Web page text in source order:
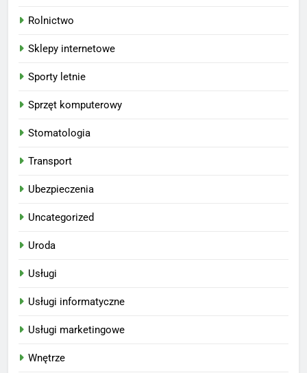
Rolnictwo
Sklepy internetowe
Sporty letnie
Sprzęt komputerowy
Stomatologia
Transport
Ubezpieczenia
Uncategorized
Uroda
Usługi
Usługi informatyczne
Usługi marketingowe
Wnętrze